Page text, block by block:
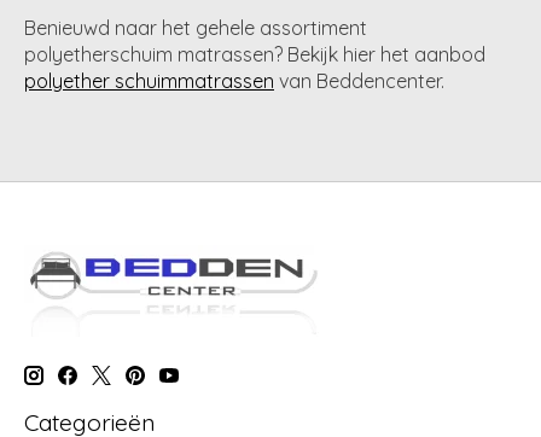
Benieuwd naar het gehele assortiment
polyetherschuim matrassen? Bekijk hier het aanbod
polyether schuimmatrassen van Beddencenter.
Categorieën